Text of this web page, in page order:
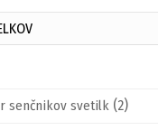
senčnikov svetilk (2)